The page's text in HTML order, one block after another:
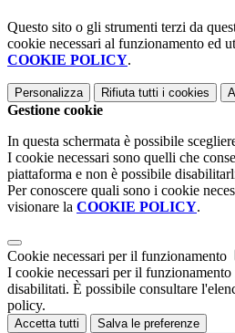
Questo sito o gli strumenti terzi da
cookie necessari al funzionamento ed
COOKIE POLICY.
Personalizza Rifiuta tutti i cookies
Gestione cookie
In questa schermata è possibile
I cookie necessari sono quelli che
piattaforma e non è possibile
Per conoscere quali sono i cookie
visionare la COOKIE POLICY.
Cookie necessari per il funzionamento
I cookie necessari per il funzionamento
disabilitati. È possibile consultare
policy.
Accetta tutti Salva le preferenze